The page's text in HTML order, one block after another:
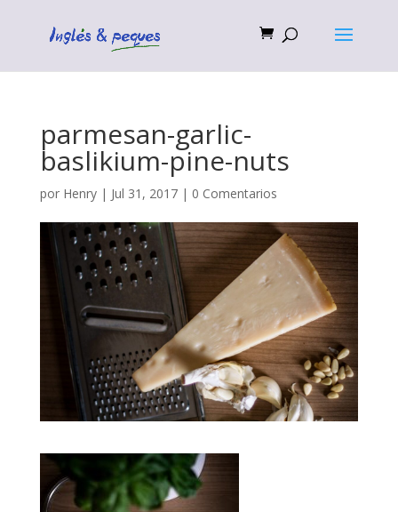
parmesan-garlic-
baslikium-pine-nuts
por Henry| Jul 31, 2017| 0 Comentarios